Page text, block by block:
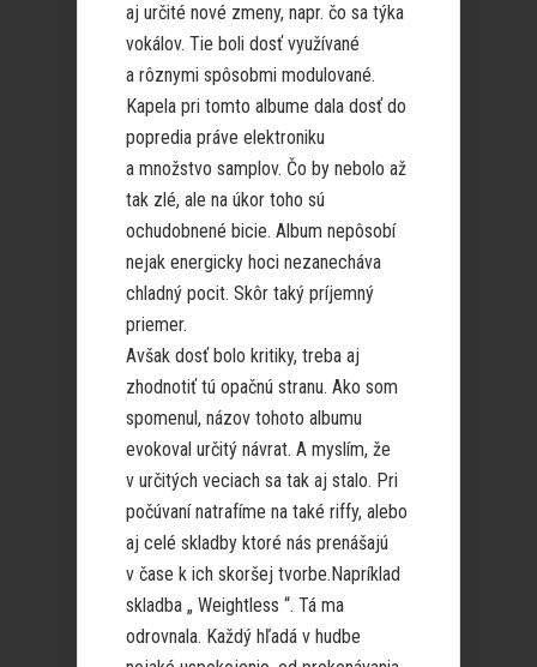
aj určité nové zmeny, napr. čo sa týka
vokálov. Tie boli dosť využívané
a rôznymi spôsobmi modulované.
Kapela pri tomto albume dala dosť do
popredia práve elektroniku
a množstvo samplov. Čo by nebolo až
tak zlé, ale na úkor toho sú
ochudobnené bicie. Album nepôsobí
nejak energicky hoci nezanecháva
chladný pocit. Skôr taký príjemný
priemer.
Avšak dosť bolo kritiky, treba aj
zhodnotiť tú opačnú stranu. Ako som
spomenul, názov tohoto albumu
evokoval určitý návrat. A myslím, že
v určitých veciach sa tak aj stalo. Pri
počúvaní natrafíme na také riffy, alebo
aj celé skladby ktoré nás prenášajú
v čase k ich skoršej tvorbe.Napríklad
skladba „ Weightless “. Tá ma
odrovnala. Každý hľadá v hudbe